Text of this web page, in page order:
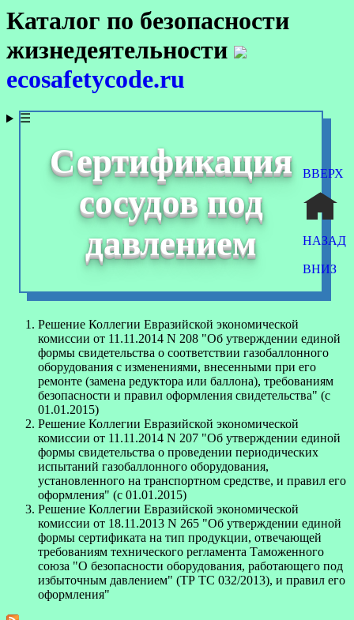
Каталог по безопасности
жизнедеятельности
ecosafetycode.ru
☰
Сертификация
сосудов под
давлением
Решение Коллегии Евразийской экономической
комиссии от 11.11.2014 N 208 "Об утверждении единой
формы свидетельства о соответствии газобаллонного
оборудования с изменениями, внесенными при его
ремонте (замена редуктора или баллона), требованиям
безопасности и правил оформления свидетельства" (с
01.01.2015)
Решение Коллегии Евразийской экономической
комиссии от 11.11.2014 N 207 "Об утверждении единой
формы свидетельства о проведении периодических
испытаний газобаллонного оборудования,
установленного на транспортном средстве, и правил его
оформления" (с 01.01.2015)
Решение Коллегии Евразийской экономической
комиссии от 18.11.2013 N 265 "Об утверждении единой
формы сертификата на тип продукции, отвечающей
требованиям технического регламента Таможенного
союза "О безопасности оборудования, работающего под
избыточным давлением" (ТР ТС 032/2013), и правил его
оформления"
ВВЕРХ
НАЗАД
ВНИЗ